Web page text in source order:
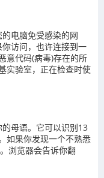
电脑免受感染的网
访问，也许连接到一
意代码(病毒)存在的所
实验室，正在检查时使
母语。它可以识别13
如果你发现一个不熟悉
浏览器会告诉你翻